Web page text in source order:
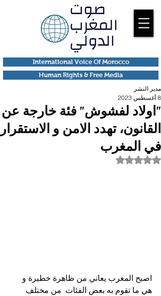
Human Rights & Free Media
International Voice Of Morocco
"اولاد لفشوش" فئة خارجة عن
القانون، تهدد الامن و الاستقرار
في المغرب
مدير النشر
8 أغسطس 2023
تم التقييم بـ ليس رقمًا من أصل 5 نجوم.
اصبح المغرب يعاني من ظاهرة خطيرة و
هي ما تقوم به بعض الفئات  من مختلف